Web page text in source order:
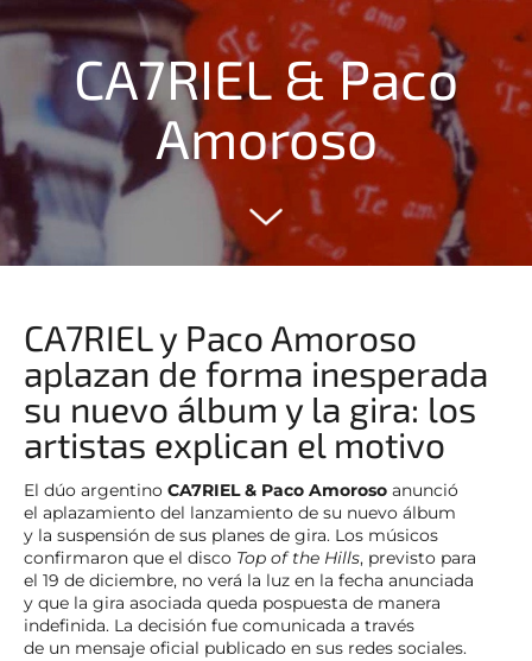
CA7RIEL & Paco
Amoroso
CA7RIEL y Paco Amoroso
aplazan de forma inesperada
su nuevo álbum y la gira: los
artistas explican el motivo
El dúo argentino CA7RIEL & Paco Amoroso anunció
el aplazamiento del lanzamiento de su nuevo álbum
y la suspensión de sus planes de gira. Los músicos
confirmaron que el disco Top of the Hills, previsto para
el 19 de diciembre, no verá la luz en la fecha anunciada
y que la gira asociada queda pospuesta de manera
indefinida. La decisión fue comunicada a través
de un mensaje oficial publicado en sus redes sociales.